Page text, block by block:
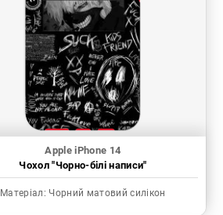
Apple iPhone 14
Чохол "Чорно-білі написи"
Матеріал: Чорний матовий силікон